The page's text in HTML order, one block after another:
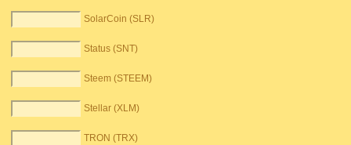
SolarCoin (SLR)
Status (SNT)
Steem (STEEM)
Stellar (XLM)
TRON (TRX)